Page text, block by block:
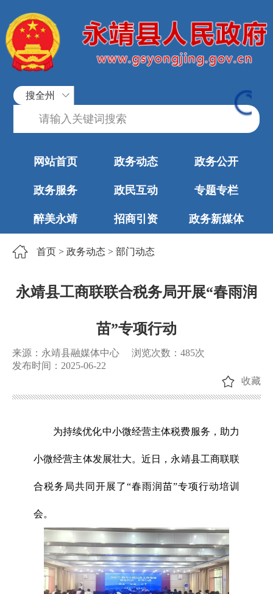
搜全州
网站首页 政务动态 政务公开
政务服务 政民互动 专题专栏
醉美永靖 招商引资 政务新媒体
首页 > 政务动态 > 部门动态
永靖县工商联联合税务局开展“春雨润
苗”专项行动
来源：永靖县融媒体中心 浏览次数： 485次
发布时间：2025-06-22
收藏
为持续优化中小微经营主体税费服务，助力
小微经营主体发展壮大。近日，永靖县工商联联
合税务局共同开展了“春雨润苗”专项行动培训
会。